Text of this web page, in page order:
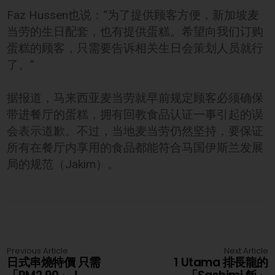
Faz Hussen也说：“为了提供顾客方便，新加坡麦
当劳的生日配套，也有提供蛋糕。希望向我们订购
蛋糕的顾客，只需要告诉相关生日会策划人员就行
了。”
据报道，马来西亚麦当劳就早前规定顾客必须确保
带进餐厅的蛋糕，拥有回教食品认证一事引起的误
会表示道歉。不过，当地麦当劳仍然坚持，要保证
所有在餐厅内享用的食品都能符合马国伊斯兰发展
局的规范（Jakim）。
Previous Article
日式串燒特價 只需
Next Article
1 Utama 排長龍的